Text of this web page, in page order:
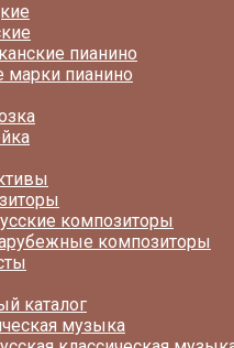
пианино
марки пианино
композиторы
композиторы
каталог
музыка